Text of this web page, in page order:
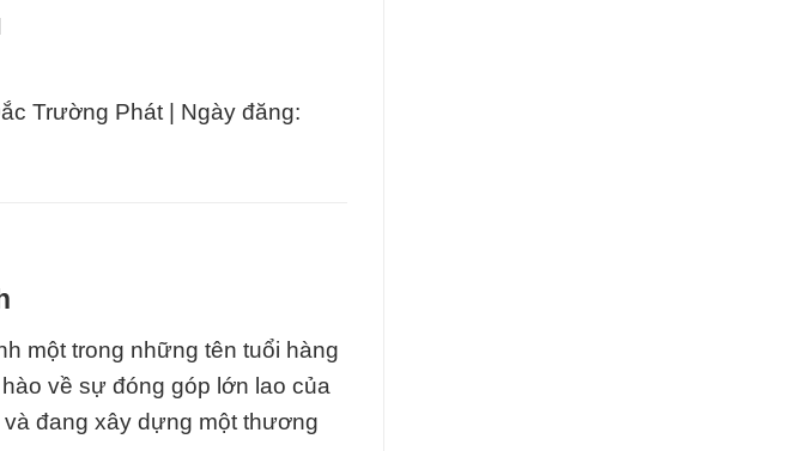
Trường Phát | Ngày đăng:
một trong những tên tuổi hàng
về sự đóng góp lớn lao của
đang xây dựng một thương